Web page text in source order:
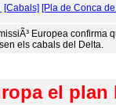
[Cabals] [Pla de Conca
Europea confirma
els cabals del Delta.
el